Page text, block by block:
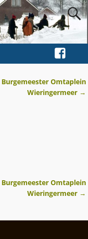
Burgemeester Omtaplein
Wieringermeer →
Burgemeester Omtaplein
Wieringermeer →